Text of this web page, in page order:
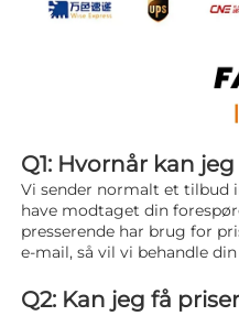
Q1: Hvornår kan
Vi sender normalt et tilbud
have modtaget din
presserende har brug for
e-mail, så vil vi behandle
Q2: Kan jeg få